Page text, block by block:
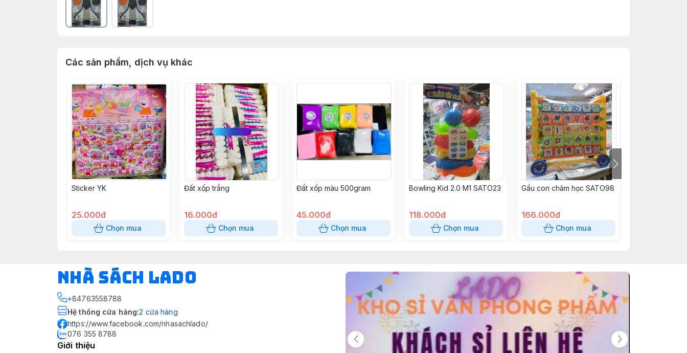
Các sản phẩm, dịch vụ khác
Sticker YK
25.000đ
Chọn mua
Đất xốp trắng
16.000đ
Chọn mua
Đất xốp màu 500gram
45.000đ
Chọn mua
Bowling Kid 2.0 M1 SATO23
118.000đ
Chọn mua
Gấu con chăm học SATO98
166.000đ
Chọn mua
NHÀ SÁCH LADO
+84763558788
Hệ thống cửa hàng:2 cửa hàng
https://www.facebook.com/nhasachlado/
076 355 8788
Giới thiệu